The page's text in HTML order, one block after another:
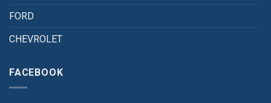
FORD
CHEVROLET
FACEBOOK